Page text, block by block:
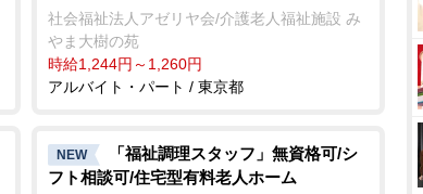
社会福祉法人アゼリヤ会/介護老人福祉施設 み
ま大樹の苑
時給1,244円～1,260円
アルバイト・パート / 東京都
NEW
「福祉調理スタッフ」無資格可/シ
フト相談可/住宅型有料老人ホーム